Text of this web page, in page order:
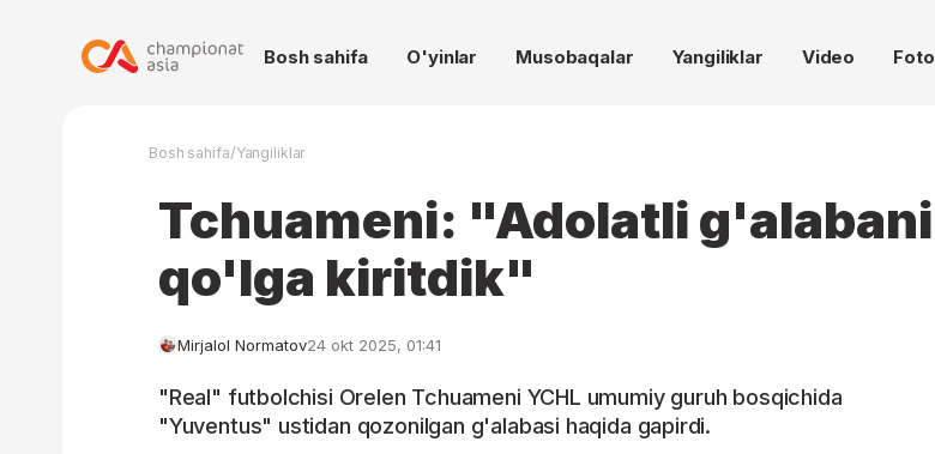
Bosh sahifa O'yinlar Musobaqalar Yangiliklar Video Foto
Bosh sahifa/Yangiliklar
Tchuameni: "Adolatli g'alabani
qo'lga kiritdik"
Mirjalol Normatov24 okt 2025, 01:41
"Real" futbolchisi Orelen Tchuameni YCHL umumiy guruh bosqichida
"Yuventus" ustidan qozonilgan g'alabasi haqida gapirdi.